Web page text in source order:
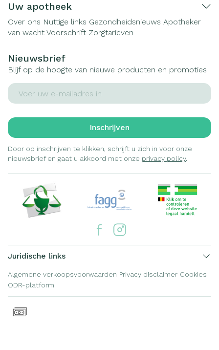
Uw apotheek
Over ons Nuttige links Gezondheidsnieuws Apotheker
van wacht Voorschrift Zorgtarieven
Nieuwsbrief
Blijf op de hoogte van nieuwe producten en promoties
E-mail adres
Inschrijven
Door op inschrijven te klikken, schrijft u zich in voor onze
nieuwsbrief en gaat u akkoord met onze privacy policy.
Juridische links
Algemene verkoopsvoorwaarden Privacy disclaimer Cookies
ODR-platform